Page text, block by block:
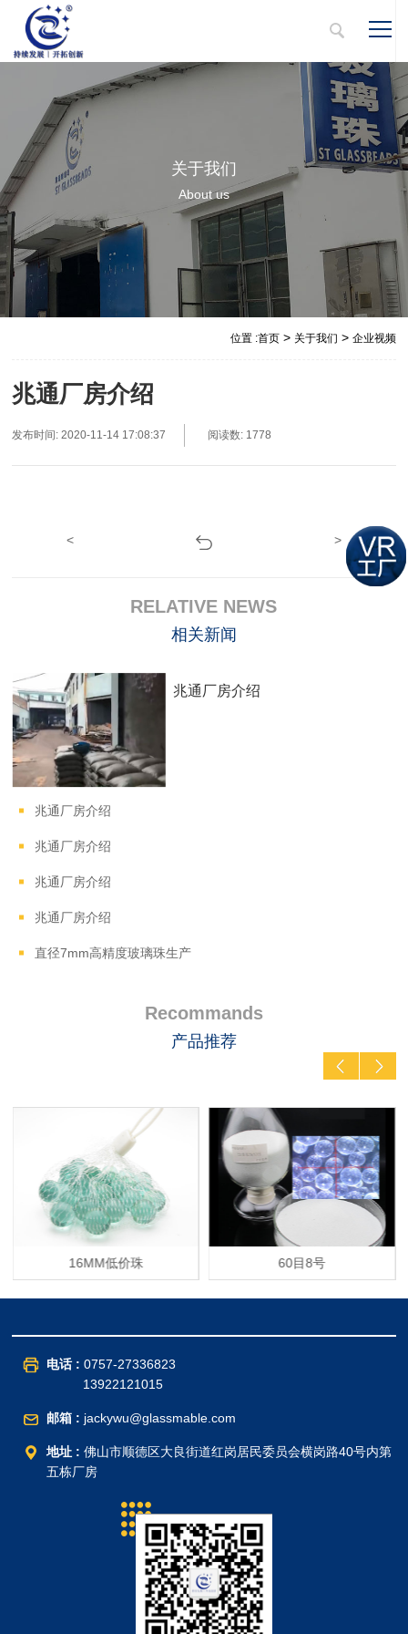
关于我们
About us
位置 :首页> 关于我们 > 企业视频
兆通厂房介绍
发布时间: 2020-11-14 17:08:37 阅读数: 1778
< >
RELATIVE NEWS
相关新闻
兆通厂房介绍
兆通厂房介绍
兆通厂房介绍
兆通厂房介绍
兆通厂房介绍
直径7mm高精度玻璃珠生产
Recommands
产品推荐
16MM低价珠 60目8号
电话 : 0757-27336823
13922121015
邮箱 : jackywu@glassmable.com
地址 : 佛山市顺德区大良街道红岗居民委员会横岗路40号内第
五栋厂房